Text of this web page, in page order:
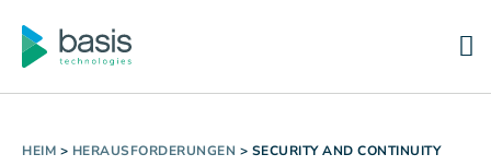
HEIM > HERAUSFORDERUNGEN > SECURITY AND CONTINUITY